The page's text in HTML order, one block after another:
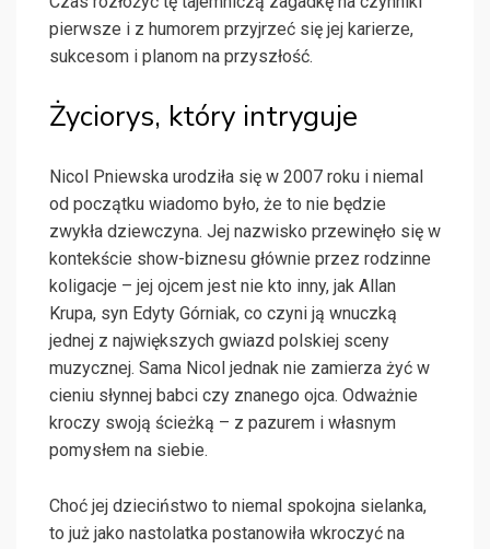
pierwsze i z humorem przyjrzeć się jej karierze,
sukcesom i planom na przyszłość.
Życiorys, który intryguje
Nicol Pniewska urodziła się w 2007 roku i niemal
od początku wiadomo było, że to nie będzie
zwykła dziewczyna. Jej nazwisko przewinęło się w
kontekście show-biznesu głównie przez rodzinne
koligacje – jej ojcem jest nie kto inny, jak Allan
Krupa, syn Edyty Górniak, co czyni ją wnuczką
jednej z największych gwiazd polskiej sceny
muzycznej. Sama Nicol jednak nie zamierza żyć w
cieniu słynnej babci czy znanego ojca. Odważnie
kroczy swoją ścieżką – z pazurem i własnym
pomysłem na siebie.
Choć jej dzieciństwo to niemal spokojna sielanka,
to już jako nastolatka postanowiła wkroczyć na